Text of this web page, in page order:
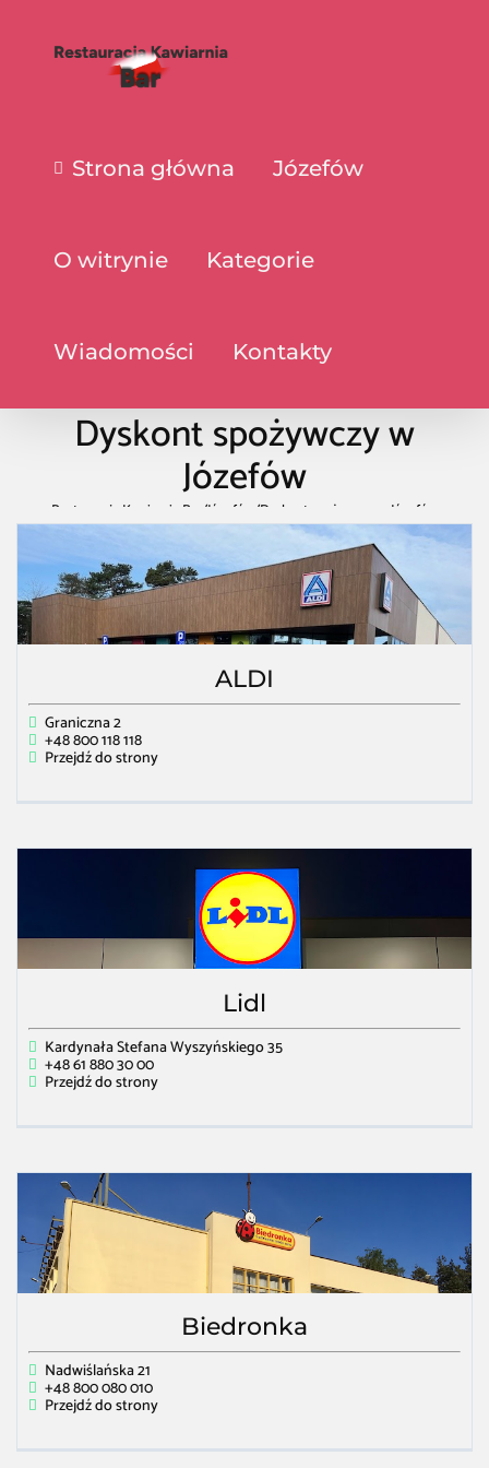
Strona główna Józefów
O witrynie Kategorie
Wiadomości Kontakty
Dyskont spożywczy w
Józefów
Restauracja Kawiarnia Bar /Józefów /Dyskont spożywczy w Józefów
ALDI
Graniczna 2
+48 800 118 118
Przejdź do strony
Lidl
Kardynała Stefana Wyszyńskiego 35
+48 61 880 30 00
Przejdź do strony
Biedronka
Nadwiślańska 21
+48 800 080 010
Przejdź do strony